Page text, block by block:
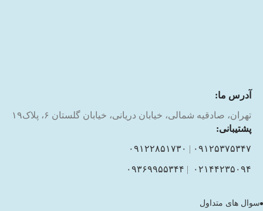
آدرس ما:
تهران، صادقیه شمالی، خیابان دریانی، خیابان گلستان ۶، پلاک۱۹
پشتیبانی:
۰۹۱۲۵۳۷۵۳۴۷ | ۰۹۱۲۲۸۵۱۷۳۰
۰۲۱۴۴۲۳۵۰۹۴ | ۰۹۳۶۹۹۵۵۳۴۴
سوال های متداول